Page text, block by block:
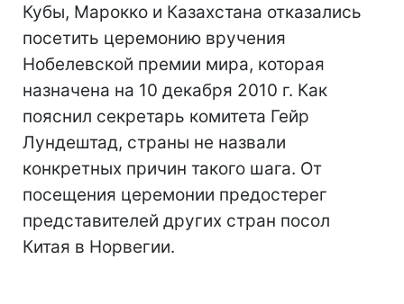
Кубы, Марокко и Казахстана отказались
посетить церемонию вручения
Нобелевской премии мира, которая
назначена на 10 декабря 2010 г. Как
пояснил секретарь комитета Гейр
Лундештад, страны не назвали
конкретных причин такого шага. От
посещения церемонии предостерег
представителей других стран посол
Китая в Норвегии.